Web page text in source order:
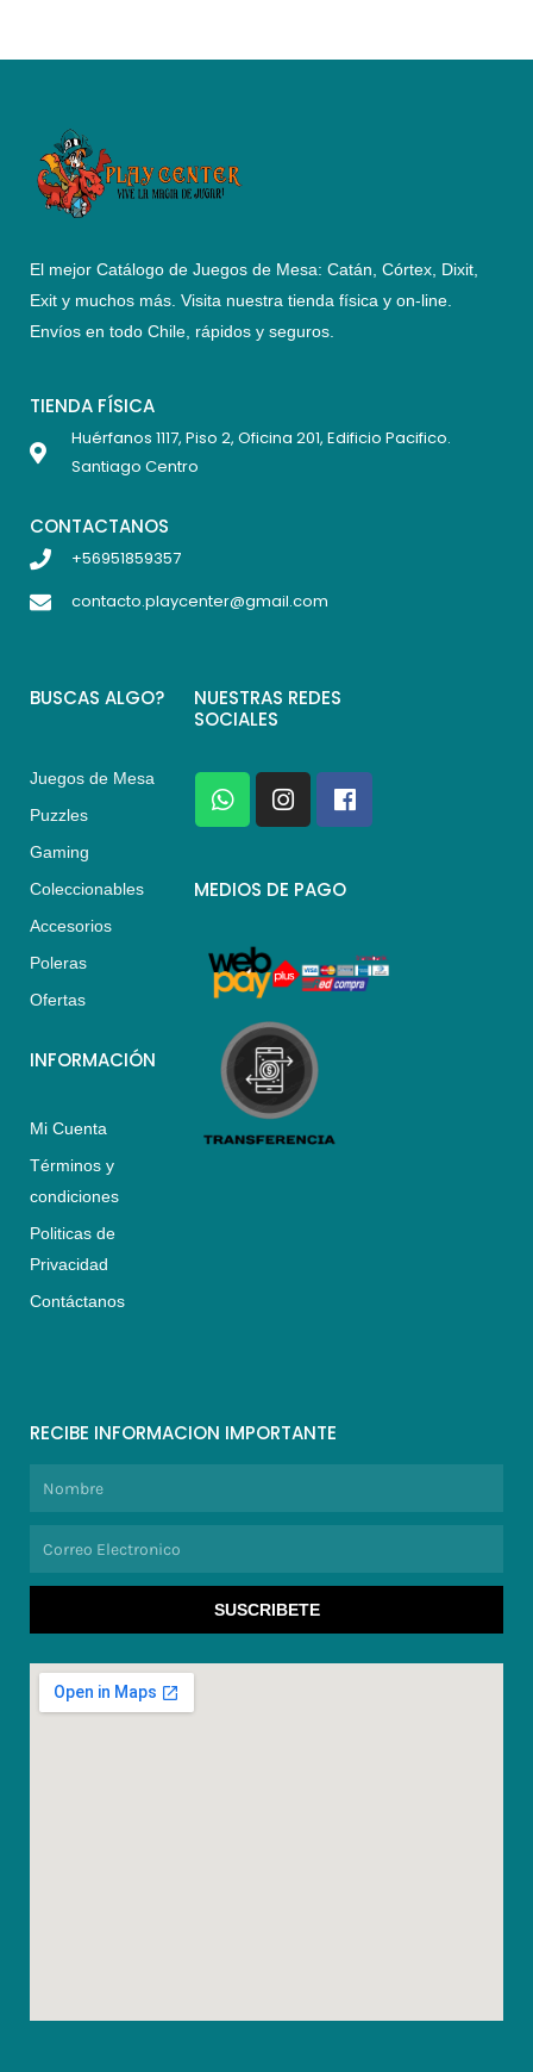
El mejor Catálogo de Juegos de Mesa: Catán, Córtex, Dixit,
Exit y muchos más. Visita nuestra tienda física y on-line.
Envíos en todo Chile, rápidos y seguros.
TIENDA FÍSICA
Huérfanos 1117, Piso 2, Oficina 201, Edificio Pacifico.
Santiago Centro
CONTACTANOS
+56951859357
contacto.playcenter@gmail.com
BUSCAS ALGO?
Juegos de Mesa
Puzzles
Gaming
Coleccionables
Accesorios
Poleras
Ofertas
INFORMACIÓN
Mi Cuenta
Términos y
condiciones
Politicas de
Privacidad
Contáctanos
NUESTRAS REDES
SOCIALES
W
h
a
s
p
I
n
s
a
a
m
F
a
c
b
k
MEDIOS DE PAGO
RECIBE INFORMACION IMPORTANTE
SUSCRIBETE